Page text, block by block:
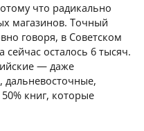
что радикально
магазинов. Точный
говоря, в Советском
осталось 6 тысяч.
— даже
дальневосточные,
книг, которые